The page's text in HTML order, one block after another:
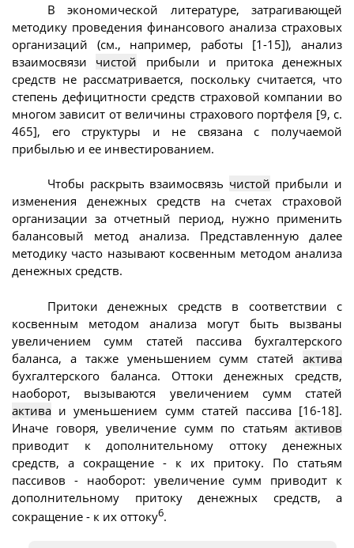
В экономической литературе, затрагивающей
методику проведения финансового анализа страховых
организаций (см., например, работы [1-15]), анализ
взаимосвязи чистой прибыли и притока денежных
средств не рассматривается, поскольку считается, что
степень дефицитности средств страховой компании во
многом зависит от величины страхового портфеля [9, с.
465], его структуры и не связана с получаемой
прибылью и ее инвестированием.
Чтобы раскрыть взаимосвязь чистой прибыли и
изменения денежных средств на счетах страховой
организации за отчетный период, нужно применить
балансовый метод анализа. Представленную далее
методику часто называют косвенным методом анализа
денежных средств.
Притоки денежных средств в соответствии с
косвенным методом анализа могут быть вызваны
увеличением сумм статей пассива бухгалтерского
баланса, а также уменьшением сумм статей актива
бухгалтерского баланса. Оттоки денежных средств,
наоборот, вызываются увеличением сумм статей
актива и уменьшением сумм статей пассива [16-18].
Иначе говоря, увеличение сумм по статьям активов
приводит к дополнительному оттоку денежных
средств, а сокращение - к их притоку. По статьям
пассивов - наоборот: увеличение сумм приводит к
дополнительному притоку денежных средств, а
сокращение - к их оттоку6.